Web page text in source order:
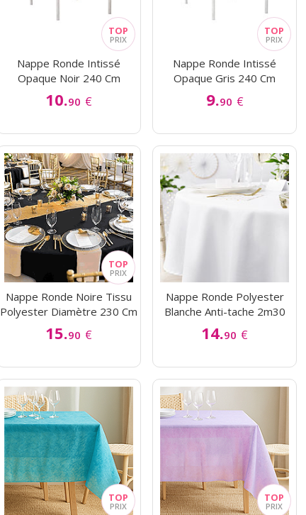
Nappe Ronde Intissé
Opaque Noir 240 Cm
10.90 €
Nappe Ronde Intissé
Opaque Gris 240 Cm
9.90 €
Nappe Ronde Noire Tissu
Polyester Diamètre 230 Cm
15.90 €
Nappe Ronde Polyester
Blanche Anti-tache 2m30
14.90 €